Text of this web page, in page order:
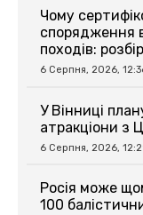
Чому
спорядження
походів:
6 Серпня, 2026,
У Вінниці
атракціони з
6 Серпня, 2026,
Росія може
100